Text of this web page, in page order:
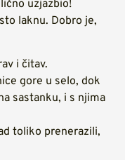
uzjazbio!
laknu. Dobro je,
i čitav.
gore u selo, dok
sastanku, i s njima
toliko prenerazili,